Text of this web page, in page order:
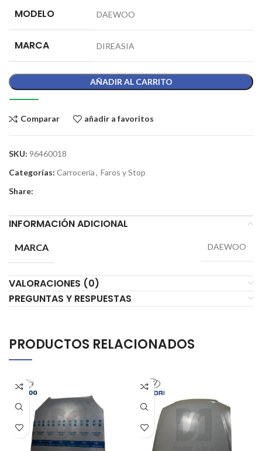
MODELO DAEWOO
MARCA DIREASIA
AÑADIR AL CARRITO
Comparar añadir a favoritos
SKU: 96460018
Categorías: Carrocería, Faros y Stop
Share:
INFORMACIÓN ADICIONAL
MARCA DAEWOO
VALORACIONES (0)
PREGUNTAS Y RESPUESTAS
PRODUCTOS RELACIONADOS